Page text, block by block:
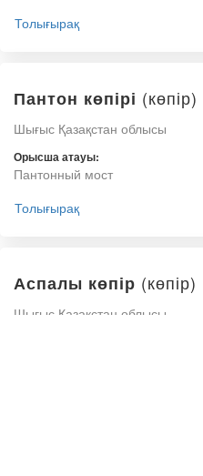
Толығырақ
Пантон көпірі (көпір)
Шығыс Қазақстан облысы
Орысша атауы:
Пантонный мост
Толығырақ
Аспалы көпір (көпір)
Шығыс Қазақстан облысы